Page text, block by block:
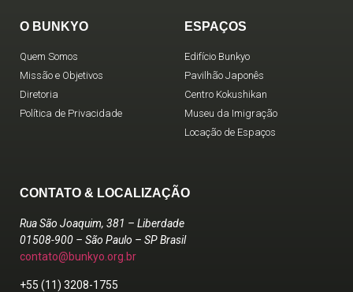
O BUNKYO
Quem Somos
Missão e Objetivos
Diretoria
Política de Privacidade
ESPAÇOS
Edifício Bunkyo
Pavilhão Japonês
Centro Kokushikan
Museu da Imigração
Locação de Espaços
CONTATO & LOCALIZAÇÃO
Rua São Joaquim, 381 – Liberdade
01508-900 – São Paulo – SP Brasil
contato@bunkyo.org.br
+55 (11) 3208-1755